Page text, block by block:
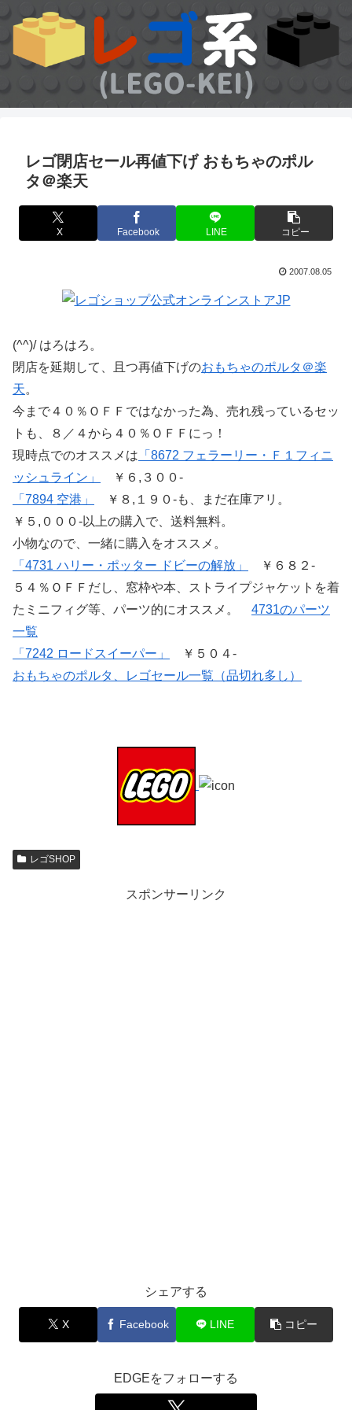
レゴ閉店セール再値下げ おもちゃのポル
タ＠楽天
X Facebook LINE コピー
2007.08.05
(^^)/ はろはろ。
閉店を延期して、且つ再値下げのおもちゃのポルタ＠楽
天。
今まで４０％ＯＦＦではなかった為、売れ残っているセッ
トも、８／４から４０％ＯＦＦにっ！
現時点でのオススメは 「8672 フェラーリー・Ｆ１フィニ
ッシュライン」
￥６,３００-
「7894 空港」
￥８,１９０-も、まだ在庫アリ。
￥５,０００-以上の購入で、送料無料。
小物なので、一緒に購入をオススメ。
「4731 ハリー・ポッター ドビーの解放」
￥６８２-
５４％ＯＦＦだし、窓枠や本、ストライプジャケットを着
たミニフィグ等、パーツ的にオススメ。 4731のパーツ
一覧
「7242 ロードスイーパー」
￥５０４-
おもちゃのポルタ、レゴセール一覧（品切れ多し）
レゴSHOP
スポンサーリンク
シェアする
X Facebook LINE コピー
EDGEをフォローする